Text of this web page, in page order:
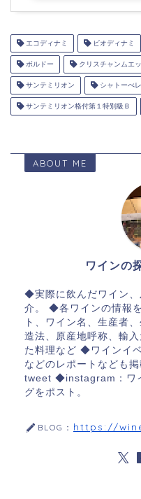
エコディナミ ビオディナミ
ボルドー クリスチャンムエ
サンテミリオン シャトーべ
サンテミリオン格付第１特別級Ｂ
ABOUT ME
ワインの
◆実際に飲んだワイン、
介。 ◆各ワインの情報
ト、ワイン名、生産者
造法、原産地呼称、輸
た料理など ◆ワインイ
などのレポートなども
tweet ◆instagram：ワ
グをポスト。
BLOG： https://